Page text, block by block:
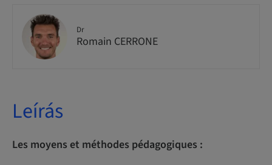
Dr
Romain CERRONE
Leírás
Les moyens et méthodes pédagogiques :